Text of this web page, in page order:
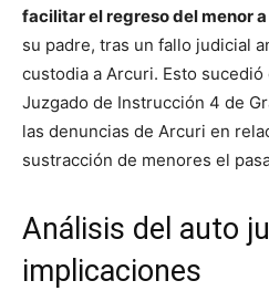
facilitar el regreso del menor
su padre, tras un fallo judicial
custodia a Arcuri. Esto
Juzgado de Instrucción 4 de
las denuncias de Arcuri en
sustracción de menores el
Análisis del auto
implicaciones